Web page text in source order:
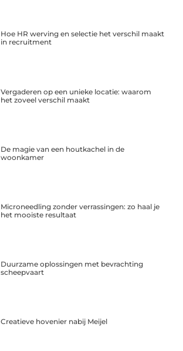
Hoe HR werving en selectie het verschil maakt
in recruitment
Vergaderen op een unieke locatie: waarom
het zoveel verschil maakt
De magie van een houtkachel in de
woonkamer
Microneedling zonder verrassingen: zo haal je
het mooiste resultaat
Duurzame oplossingen met bevrachting
scheepvaart
Creatieve hovenier nabij Meijel